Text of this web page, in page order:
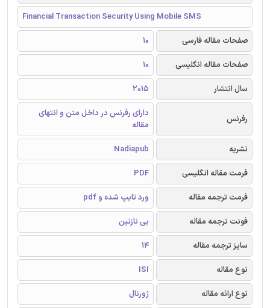
Financial Transaction Security Using Mobile SMS
صفحات مقاله فارسی
10
صفحات مقاله انگلیسی
10
سال انتشار
2015
رفرنس
دارای رفرنس در داخل متن و انتهای
مقاله
نشریه
Nadiapub
فرمت مقاله انگلیسی
PDF
فرمت ترجمه مقاله
ورد تایپ شده و pdf
فونت ترجمه مقاله
بی نازنین
سایز ترجمه مقاله
14
نوع مقاله
ISI
نوع ارائه مقاله
ژورنال